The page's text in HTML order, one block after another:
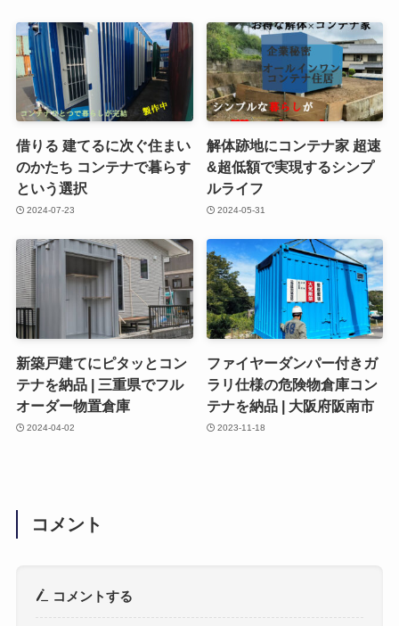
借りる 建てるに次ぐ住まい
のかたち コンテナで暮らす
という選択
2024-07-23
解体跡地にコンテナ家 超速
&超低額で実現するシンプ
ルライフ
2024-05-31
新築戸建てにピタッとコン
テナを納品 | 三重県でフル
オーダー物置倉庫
2024-04-02
ファイヤーダンパー付きガ
ラリ仕様の危険物倉庫コン
テナを納品 | 大阪府阪南市
2023-11-18
コメント
コメントする